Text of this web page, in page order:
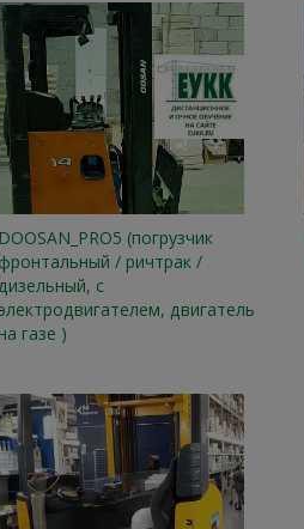
DOOSAN_PRO5 (погрузчик
фронтальный / ричтрак /
дизельный, с
двигатель
газе )